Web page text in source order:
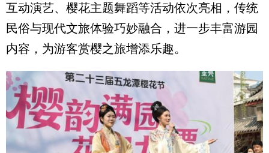
互动演艺、樱花主题舞蹈等活动依次亮相，传统
民俗与现代文旅体验巧妙融合，进一步丰富游园
内容，为游客赏樱之旅增添乐趣。